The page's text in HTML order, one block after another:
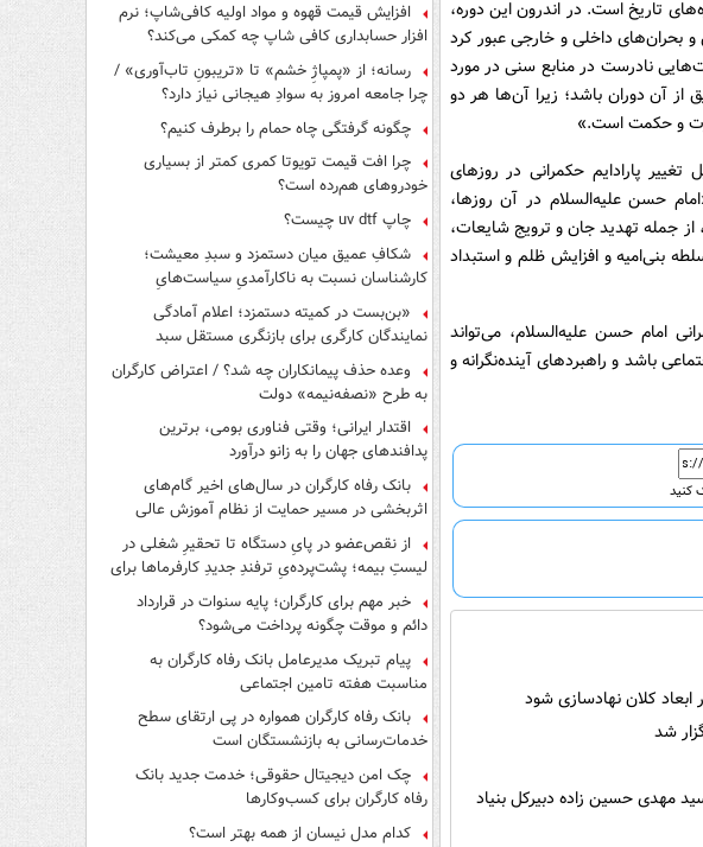
از بحرانی‌ترین دوره‌های تاریخ است. در اندرون این دوره،
بحران‌های داخلی و خارجی عبور کرد
نادرست در منابع سنی در مورد
آن دوران باشد؛ زیرا آن‌ها هر دو
و حکمت است.»
پارادایم حکمرانی در روزهای
حسن علیه‌السلام در آن روزها،
از جمله تهدید جان و ترویج شایعات،
بنی‌امیه و افزایش ظلم و استبداد
امام حسن علیه‌السلام، می‌تواند
باشد و راهبردهای آینده‌نگرانه و
کنید
کلان نهادسازی شود
شد
مهدی حسین زاده دبیرکل بنیاد
افزایش قیمت قهوه و مواد اولیه کافی‌شاپ؛ نرم
افزار حسابداری کافی شاپ چه کمکی می‌کند؟
رسانه؛ از «پمپاژِ خشم» تا «تریبونِ تاب‌آوری» /
چرا جامعه امروز به سوادِ هیجانی نیاز دارد؟
چگونه گرفتگی چاه حمام را برطرف کنیم؟
چرا افت قیمت تویوتا کمری کمتر از بسیاری
خودروهای هم‌رده است؟
چاپ uv dtf چیست؟
شکافِ عمیق میان دستمزد و سبدِ معیشت؛
کارشناسان نسبت به ناکارآمدیِ سیاست‌هایِ
حمایتی هشدار دادند
«بن‌بست در کمیته دستمزد؛ اعلام آمادگی
نمایندگان کارگری برای بازنگری مستقل سبد
وعده حذف پیمانکاران چه شد؟ / اعتراض کارگران
به طرح «نصفه‌نیمه» دولت
اقتدار ایرانی؛ وقتی فناوری بومی، برترین
پدافندهای جهان را به زانو درآورد
بانک رفاه کارگران در سال‌های اخیر گام‌های
اثربخشی در مسیر حمایت از نظام آموزش عالی
برداشته است
از نقص‌عضو در پایِ دستگاه تا تحقیرِ شغلی در
لیستِ بیمه؛ پشت‌پرده‌یِ ترفندِ جدیدِ کارفرماها برای
فرار از قانون چیست؟
خبر مهم برای کارگران؛ پایه سنوات در قرارداد
دائم و موقت چگونه پرداخت می‌شود؟
پیام تبریک مدیرعامل بانک رفاه کارگران به
مناسبت هفته تامین اجتماعی
بانک رفاه کارگران همواره در پی ارتقای سطح
خدمات‌رسانی به بازنشستگان است
چک امن دیجیتال حقوقی؛ خدمت جدید بانک
رفاه کارگران برای کسب‌وکارها
کدام مدل نیسان از همه بهتر است؟